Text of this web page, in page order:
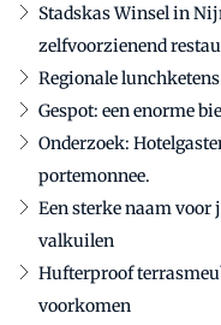
Stadskas Winsel in
zelfvoorzienend
Regionale
Gespot: een enorme
Onderzoek:
portemonnee.
Een sterke naam voor
valkuilen
Hufterproof
voorkomen